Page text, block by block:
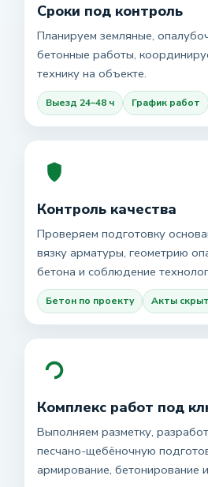
Сроки под контроль
Планируем земляные,
бетонные работы,
технику на объекте.
Выезд 24–48 ч График работ
Контроль качества
Проверяем подготовку
вязку арматуры, геометрию
бетона и соблюдение
Бетон по проекту Акты
Комплекс работ под
Выполняем разметку,
песчано-щебёночную
армирование, бетонирование